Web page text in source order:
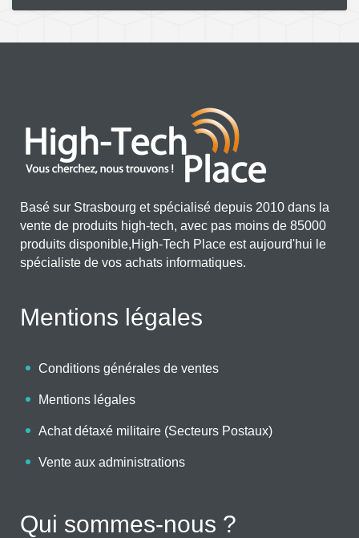
Basé sur Strasbourg et spécialisé depuis 2010 dans la
vente de produits high-tech, avec pas moins de 85000
produits disponible,High-Tech Place est aujourd'hui le
spécialiste de vos achats informatiques.
Mentions légales
Conditions générales de ventes
Mentions légales
Achat détaxé militaire (Secteurs Postaux)
Vente aux administrations
Qui sommes-nous ?